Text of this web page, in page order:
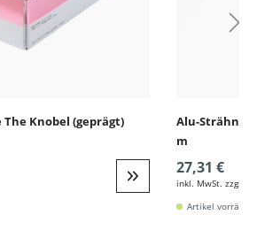
Knobel (geprägt)
Weiter zur Detail
Alu-
m
27,31 €
inkl. MwSt. zzgl.
Artikel vorrätig